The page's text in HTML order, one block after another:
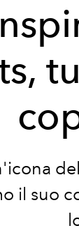
il suo